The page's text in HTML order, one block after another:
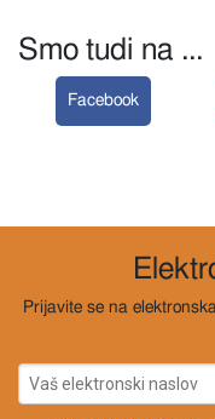
Smo tudi na ...
Facebook
Prijavite se na